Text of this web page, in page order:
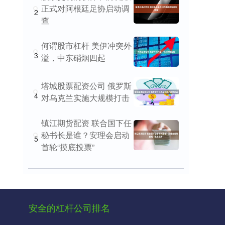
2 正式对阿根廷足协启动调
查
3
何谓股市杠杆 美伊冲突外
溢，中东硝烟四起
4
塔城股票配资公司 俄罗斯
对乌克兰实施大规模打击
5
镇江期货配资 联合国下任
秘书长是谁？安理会启动
首轮“摸底投票”
安全的杠杆公司排名